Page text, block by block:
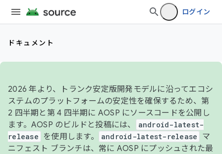
ログイン
ドキュメント
2026 年より、トランク安定版開発モデルに沿ってエコシ
ステムのプラットフォームの安定性を確保するため、第
2 四半期と第 4 四半期に AOSP にソースコードを公開し
ます。AOSP のビルドと投稿には、
android-latest-
release
を使用します。 android-latest-release
マ
ニフェスト ブランチは、常に AOSP にプッシュされた最